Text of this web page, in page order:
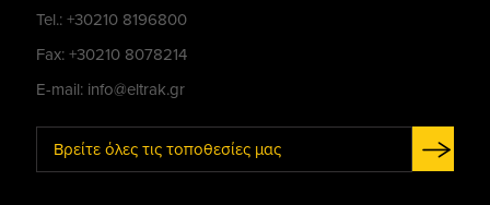
Tel.: +30210 8196800
Fax: +30210 8078214
E-mail: info@eltrak.gr
Βρείτε όλες τις τοποθεσίες μας